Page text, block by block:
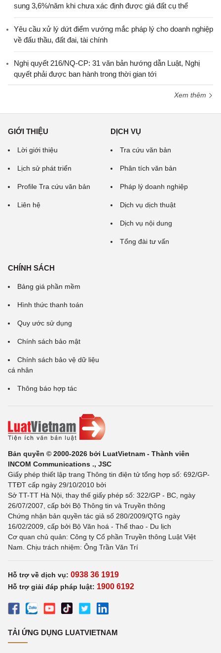
sung 3,6%/năm khi chưa xác định được giá đất cụ thể
Yêu cầu xử lý dứt điểm vướng mắc pháp lý cho doanh nghiệp
về đấu thầu, đất đai, tài chính
Nghị quyết 216/NQ-CP: 31 văn bản hướng dẫn Luật, Nghị
quyết phải được ban hành trong thời gian tới
Xem thêm
GIỚI THIỆU
Lời giới thiệu
Lịch sử phát triển
Profile Tra cứu văn bản
Liên hệ
DỊCH VỤ
Tra cứu văn bản
Phân tích văn bản
Pháp lý doanh nghiệp
Dịch vụ dịch thuật
Dịch vụ nội dung
Tổng đài tư vấn
CHÍNH SÁCH
Bảng giá phần mềm
Hình thức thanh toán
Quy ước sử dụng
Chính sách bảo mật
Chính sách bảo vệ dữ liệu
cá nhân
Thông báo hợp tác
Bản quyền © 2000-2026 bởi LuatVietnam - Thành viên
INCOM Communications ., JSC
Giấy phép thiết lập trang Thông tin điện tử tổng hợp số: 692/GP-
TTĐT cấp ngày 29/10/2010 bởi
Sở TT-TT Hà Nội, thay thế giấy phép số: 322/GP - BC, ngày
26/07/2007, cấp bởi Bộ Thông tin và Truyền thông
Chứng nhận bản quyền tác giả số 280/2009/QTG ngày
16/02/2009, cấp bởi Bộ Văn hoá - Thể thao - Du lịch
Cơ quan chủ quản: Công ty Cổ phần Truyền thông Luật Việt
Nam. Chịu trách nhiệm: Ông Trần Văn Trí
Hỗ trợ về dịch vụ: 0938 36 1919
Hỗ trợ giải đáp pháp luật: 1900 6192
TẢI ỨNG DỤNG LUATVIETNAM